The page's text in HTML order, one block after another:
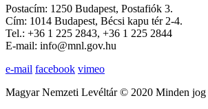
Postacím: 1250 Budapest, Postafiók 3.
Cím: 1014 Budapest, Bécsi kapu tér 2-4.
Tel.: +36 1 225 2843, +36 1 225 2844
E-mail: info@mnl.gov.hu
e-mail facebook vimeo
Magyar Nemzeti Levéltár © 2020 Minden jog